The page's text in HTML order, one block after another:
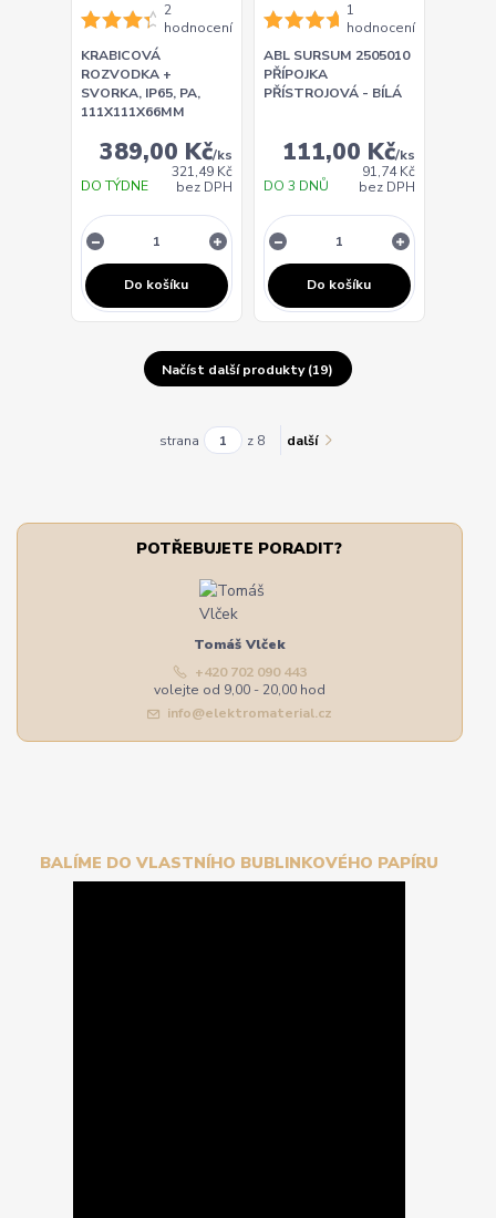
2
hodnocení
KRABICOVÁ
ROZVODKA +
SVORKA, IP65, PA,
111X111X66MM
389,00 Kč/ks
321,49 Kč
bez DPH
DO TÝDNE
Do košíku
1
hodnocení
ABL SURSUM 2505010
PŘÍPOJKA
PŘÍSTROJOVÁ - BÍLÁ
111,00 Kč/ks
91,74 Kč
bez DPH
DO 3 DNŮ
Do košíku
Načíst další produkty (19)
strana z 8 další
POTŘEBUJETE PORADIT?
Tomáš Vlček
+420 702 090 443
volejte od 9,00 - 20,00 hod
info@elektromaterial.cz
BALÍME DO VLASTNÍHO BUBLINKOVÉHO PAPÍRU